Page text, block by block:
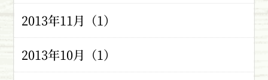
2013年11月（1）
2013年10月（1）